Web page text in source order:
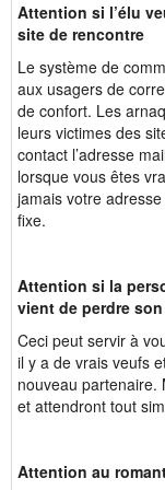
Attention si l’élu
site de rencontre
Le système de
aux usagers de
de confort. Les
leurs victimes des
contact l’adresse
lorsque vous êtes
jamais votre
fixe.
Attention si la
vient de perdre
Ceci peut servir à
il y a de vrais veufs
nouveau partenaire.
et attendront tout
Attention au